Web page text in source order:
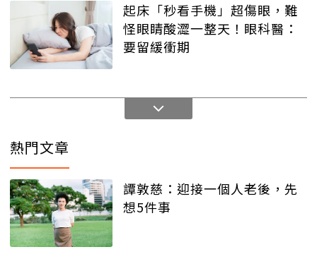
起床「秒看手機」超傷眼，難
怪眼睛酸澀一整天！眼科醫：
要留緩衝期
熱門文章
譚敦慈：迎接一個人老後，先
想5件事